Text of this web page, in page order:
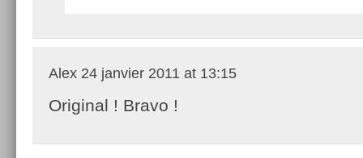
Alex 24 janvier 2011 at 13:15
Original ! Bravo !